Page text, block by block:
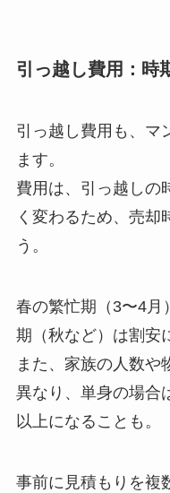
引っ越し費用：時
引っ越し費用も、マ
ます。
費用は、引っ越しの
く変わるため、売却
う。
春の繁忙期（3〜4月
期（秋など）は割安
また、家族の人数や
異なり、単身の場合
以上になることも。
事前に見積もりを複